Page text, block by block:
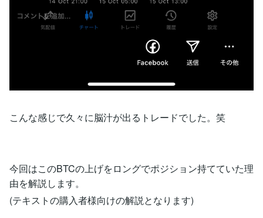
こんな感じで久々に脳汁が出るトレードでした。笑
今回はこのBTCの上げをロングでポジション持てていた理
由を解説します。
(テキストの購入者様向けの解説となります)